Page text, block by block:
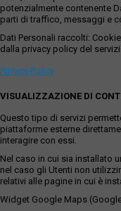
potenzialmente contenente
parti di traffico, messaggi e
Dati Personali raccolti:
dalla privacy policy del
Privacy Policy
VISUALIZZAZIONE DI
Questo tipo di servizi
piattaforme esterne
interagire con essi.
Nel caso in cui sia installato
nel caso gli Utenti non
relativi alle pagine in cui è
Widget Google Maps